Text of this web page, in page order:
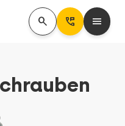
search Perm_Phone_Msg menu